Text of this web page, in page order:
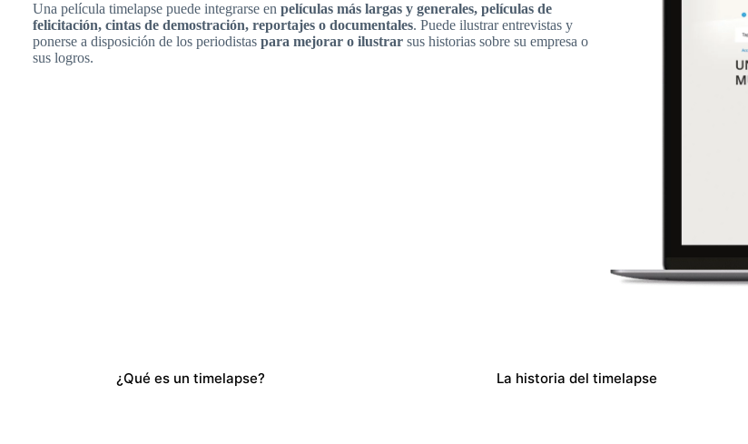
Una película timelapse puede integrarse en películas más largas y generales, películas de
felicitación, cintas de demostración, reportajes o documentales. Puede ilustrar entrevistas y
ponerse a disposición de los periodistas para mejorar o ilustrar sus historias sobre su empresa o
sus logros.
¿Qué es un timelapse? La historia del timelapse